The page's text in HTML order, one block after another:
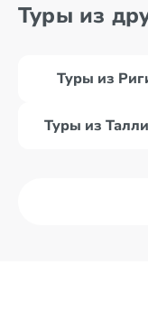
Туры из
Туры из
Туры из